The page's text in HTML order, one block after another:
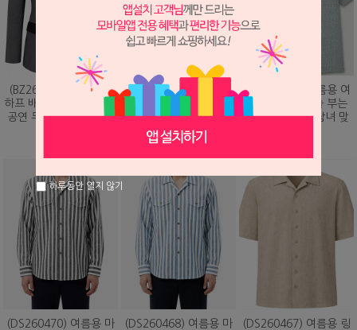
(BZ260203) 화려하게
하프 배색 핫픽스 디자인
공연 무대 맞춤 제작 자
(DS260479) 여름용 여
름용 바람이 솔솔 부는
망사직조 셔츠, 남녀 맞
춤 남방
(DS260473) 여름용 여
름용 바람이 솔솔 부는
망사직조 셔츠, 남녀 맞
(DS260470) 여름용 마
(DS260468) 여름용 마
(DS260467) 여름용 링
하루동안 열지 않기